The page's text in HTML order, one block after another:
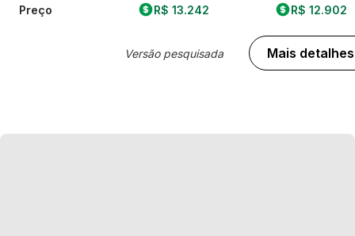
Preço R$ 13.242
Versão pesquisada
R$ 12.902
Mais detalhes